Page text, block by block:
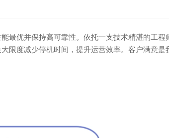
最优并保持高可靠性。依托一支技术精湛的工程
限度减少停机时间，提升运营效率。客户满意是
D40L 按需喷墨打印机